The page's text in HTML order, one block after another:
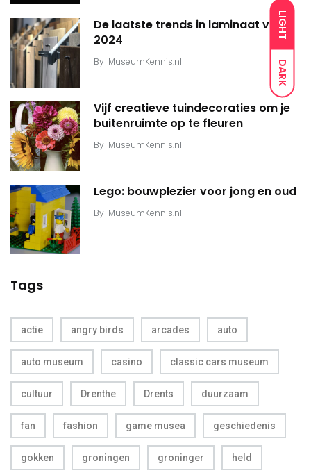
LIGHT
DARK
De laatste trends in laminaat voor
2024
By MuseumKennis.nl
Vijf creatieve tuindecoraties om je
buitenruimte op te fleuren
By MuseumKennis.nl
Lego: bouwplezier voor jong en oud
By MuseumKennis.nl
Tags
actie angry birds arcades auto
auto museum casino classic cars museum
cultuur Drenthe Drents duurzaam
fan fashion game musea geschiedenis
gokken groningen groninger held